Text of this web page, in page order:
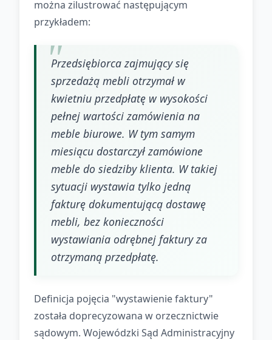
można zilustrować następującym
przykładem:
Przedsiębiorca zajmujący się
sprzedażą mebli otrzymał w
kwietniu przedpłatę w wysokości
pełnej wartości zamówienia na
meble biurowe. W tym samym
miesiącu dostarczył zamówione
meble do siedziby klienta. W takiej
sytuacji wystawia tylko jedną
fakturę dokumentującą dostawę
mebli, bez konieczności
wystawiania odrębnej faktury za
otrzymaną przedpłatę.
Definicja pojęcia "wystawienie faktury"
została doprecyzowana w orzecznictwie
sądowym. Wojewódzki Sąd Administracyjny